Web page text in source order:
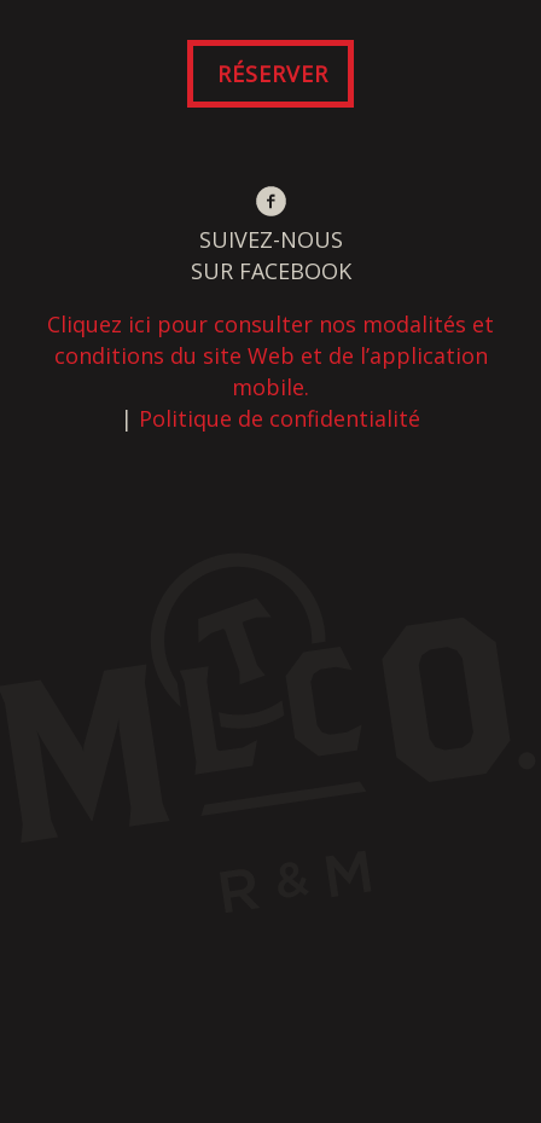
RÉSERVER
SUIVEZ-NOUS
SUR FACEBOOK
Cliquez ici pour consulter nos modalités et
conditions du site Web et de l’application
mobile.
| Politique de confidentialité